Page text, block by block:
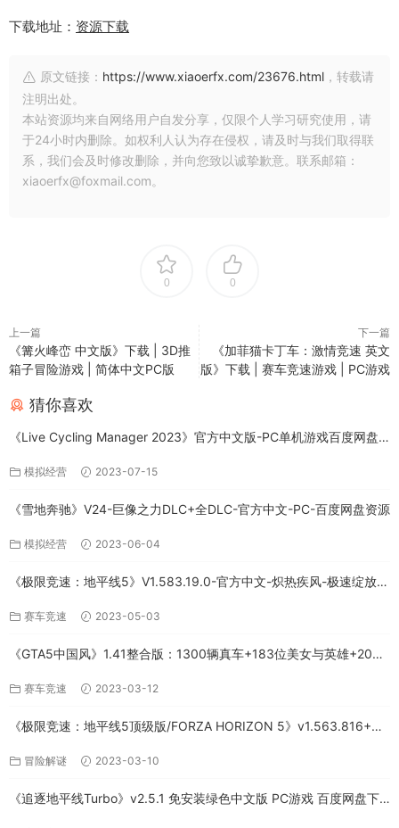
下载地址： 资源下载
原文链接： https://www.xiaoerfx.com/23676.html ，转载请
注明出处。
本站资源均来自网络用户自发分享，仅限个人学习研究使用，请
于24小时内删除。如权利人认为存在侵权，请及时与我们取得联
系，我们会及时修改删除，并向您致以诚挚歉意。联系邮箱：
xiaoerfx@foxmail.com。
0 0
上一篇
《篝火峰峦 中文版》下载 | 3D推
箱子冒险游戏 | 简体中文PC版
下一篇
《加菲猫卡丁车：激情竞速 英文
版》下载 | 赛车竞速游戏 | PC游戏
猜你喜欢
《Live Cycling Manager 2023》官方中文版-PC单机游戏百度网盘
模拟经营 2023-07-15
《雪地奔驰》V24-巨像之力DLC+全DLC-官方中文-PC-百度网盘资源
模拟经营 2023-06-04
《极限竞速：地平线5》V1.583.19.0-官方中文-炽热疾风-极速绽放
赛车竞速 2023-05-03
《GTA5中国风》1.41整合版：1300辆真车+183位美女与英雄+200%
赛车竞速 2023-03-12
《极限竞速：地平线5顶级版/FORZA HORIZON 5》v1.563.816+全
冒险解谜 2023-03-10
《追逐地平线Turbo》v2.5.1 免安装绿色中文版 PC游戏 百度网盘下